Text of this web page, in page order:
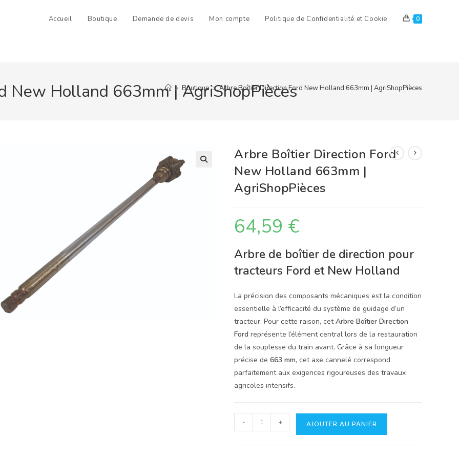
Accueil Boutique Demande de devis Mon compte Politique de Confidentialité et Cookie 0
New Holland 663mm | AgriShopPièces
> Boutique > Arbre Boîtier Direction Ford New Holland 663mm | AgriShopPièces
Arbre Boîtier Direction Ford
New Holland 663mm |
AgriShopPièces
64,59 €
Arbre de boîtier de direction pour
tracteurs Ford et New Holland
La précision des composants mécaniques est la condition
essentielle à l’efficacité du système de guidage d’un
tracteur. Pour cette raison, cetArbre Boîtier Direction
Ford représente l’élément central lors de la restauration
de la souplesse du train avant. Grâce à sa longueur
précise de663 mm, cet axe cannelé correspond
parfaitement aux exigences rigoureuses des travaux
agricoles intensifs.
quantité
de
- + AJOUTER AU PANIER